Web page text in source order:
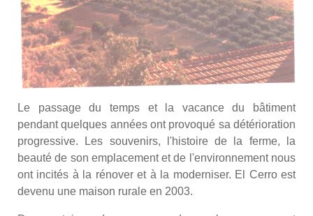
Le passage du temps et la vacance du bâtiment
pendant quelques années ont provoqué sa détérioration
progressive. Les souvenirs, l'histoire de la ferme, la
beauté de son emplacement et de l'environnement nous
ont incités à la rénover et à la moderniser. El Cerro est
devenu une maison rurale en 2003.